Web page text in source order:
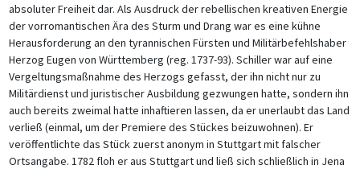
absoluter Freiheit dar. Als Ausdruck der rebellischen kreativen Energie
der vorromantischen Ära des Sturm und Drang war es eine kühne
Herausforderung an den tyrannischen Fürsten und Militärbefehlshaber
Herzog Eugen von Württemberg (reg. 1737-93). Schiller war auf eine
Vergeltungsmaßnahme des Herzogs gefasst, der ihn nicht nur zu
Militärdienst und juristischer Ausbildung gezwungen hatte, sondern ihn
auch bereits zweimal hatte inhaftieren lassen, da er unerlaubt das Land
verließ (einmal, um der Premiere des Stückes beizuwohnen). Er
veröffentlichte das Stück zuerst anonym in Stuttgart mit falscher
Ortsangabe. 1782 floh er aus Stuttgart und ließ sich schließlich in Jena